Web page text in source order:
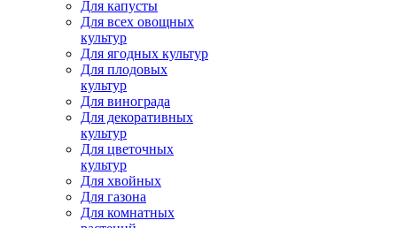
Для капусты
Для всех овощных
культур
Для ягодных культур
Для плодовых
культур
Для винограда
Для декоративных
культур
Для цветочных
культур
Для хвойных
Для газона
Для комнатных